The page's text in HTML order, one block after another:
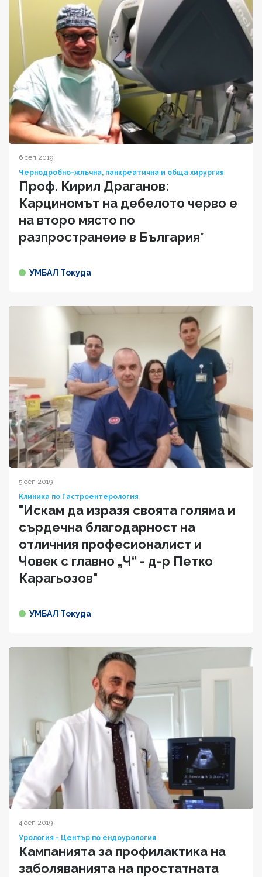
6 сеп 2019
Чернодробно-жлъчна, панкреатична и обща хирургия
Проф. Кирил Драганов:
Карциномът на дебелото черво е
на второ място по
разпространеие в България*
УМБАЛ Токуда
5 сеп 2019
Клиника по Гастроентерология
"Искам да изразя своята голяма и
сърдечна благодарност на
отличния професионалист и
Човек с главно „Ч“ - д-р Петко
Карагьозов"
УМБАЛ Токуда
4 сеп 2019
Урология - Център по ендоурология
Кампанията за профилактика на
заболяванията на простатната